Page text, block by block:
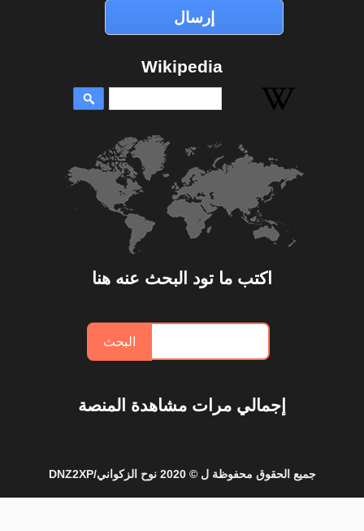
اكتب ما تود البحث عنه هنا
إجمالي مرات مشاهدة المنصة
Wikipedia
جميع الحقوق محفوظة ل ©2020 نوح الزكواني/DNZ2XP